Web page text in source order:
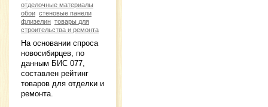
отделочные материалы
обои стеновые панели
флизелин товары для
строительства и ремонта
На основании спроса
новосибирцев, по
данным БИС 077,
составлен рейтинг
товаров для отделки и
ремонта.